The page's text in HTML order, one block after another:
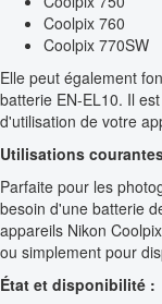
Coolpix 760
Coolpix 770SW
Elle peut également
batterie EN-EL10. Il
d'utilisation de votre
Utilisations
Parfaite pour les
besoin d'une batterie
appareils Nikon
ou simplement pour
État et disponibilité :